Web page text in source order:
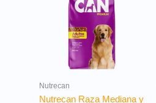
Nutrecan
Nutrecan Raza Mediana y